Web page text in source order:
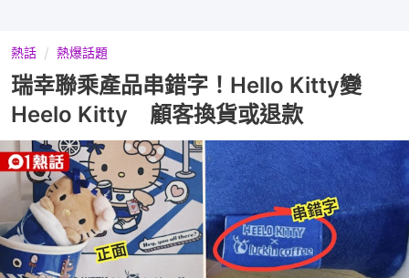
熱話 熱爆話題
瑞幸聯乘產品串錯字！Hello Kitty變
Heelo Kitty 顧客換貨或退款